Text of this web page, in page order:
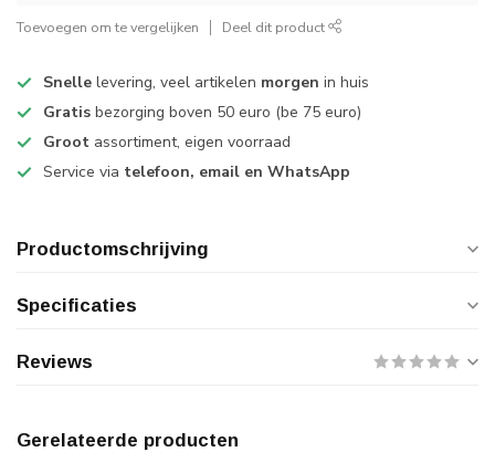
Toevoegen om te vergelijken Deel dit product
Snelle levering, veel artikelen morgen in huis
Gratis bezorging boven 50 euro (be 75 euro)
Groot assortiment, eigen voorraad
Service via telefoon, email en WhatsApp
Productomschrijving
Specificaties
Reviews
Gerelateerde producten